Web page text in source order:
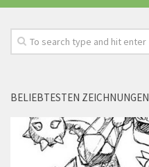
BELIEBTESTEN ZEICHNUNGEN